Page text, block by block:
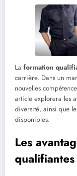
La formation
carrière. Dans un
nouvelles
article explorera les
diversité, ainsi que
disponibles.
Les
qualifiantes